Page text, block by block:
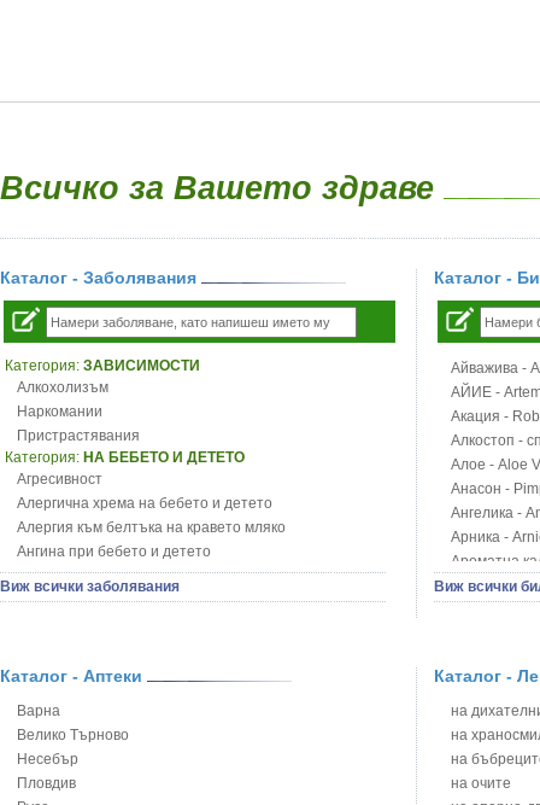
Всичко за Вашето здраве
Каталог - Заболявания
Категория: ЗАВИСИМОСТИ
Алкохолизъм
Наркомании
Пристрастявания
Категория: НА БЕБЕТО И ДЕТЕТО
Агресивност
Алергична хрема на бебето и детето
Алергия към белтъка на кравето мляко
Ангина при бебето и детето
Анемия при бебето и детето
Апетит - пълни деца
Бронхиална астма при бебето и детето
Варицела
Висока температура на бебето и детето
Възпаление на ушите на бебето и детето
Глисти
Виж всички заболявания
Каталог -
Айважива -
АЙИЕ -
Акация -
Алкостоп -
Алое - Aloe
Анасон -
Ангелика -
Арника -
Ароматна
Арония -
Блатен
Блян
Бобови
Божур -
Борови
Виж всички
Каталог - Аптеки
Варна
Велико Търново
Несебър
Пловдив
Каталог -
на
на
на
на очите